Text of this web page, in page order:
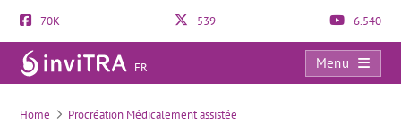
70K 539 6.540
FR
Menu
Qu’est-ce que le test EMMA ?
Home Procréation Médicalement assistée